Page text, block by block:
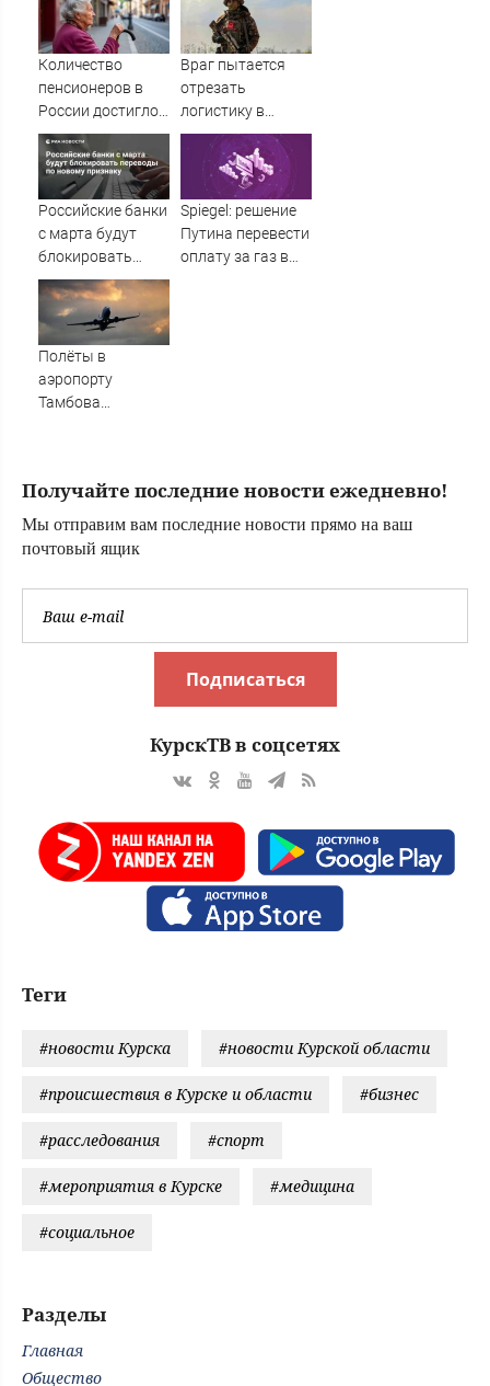
том, когда
депутаты
Госдумы требуют
поменять
Количество
пенсионеров в
России достигло
40,5 миллионов
Враг пытается
отрезать
логистику в
Крыму и на
фронте: для
отражения атак
дронов нужны
тепловизоры
Российские банки
с марта будут
блокировать
переводы по
новому признаку
Spiegel: решение
Путина перевести
оплату за газ в
Полёты в
аэропорту
Тамбова
Медиаплатформа
Получайте последние новости ежедневно!
Мы отправим вам последние новости прямо на ваш
почтовый ящик
Подписаться
КурскТВ в соцсетях
Теги
#новости Курска #новости Курской области
#происшествия в Курске и области #бизнес
#расследования #спорт
#мероприятия в Курске #медицина
#социальное
Разделы
Главная
Общество